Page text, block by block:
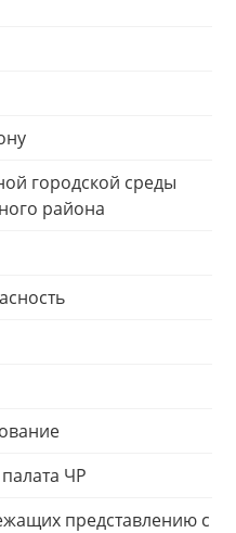
городской среды
района
ЧР
представлению с